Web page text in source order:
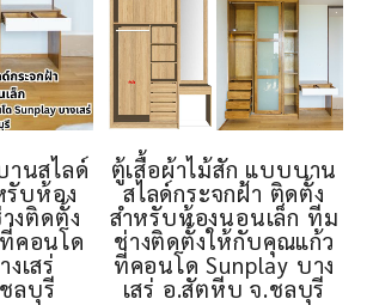
านสไลด์
รับห้อง
งติดตั้ง
คอนโด
เสร่
ลบุรี
ตู้เสื้อผ้าไม้สัก แบบบาน
สไลด์กระจกฝ้า ติดตั้ง
สำหรับห้องนอนเล็ก ทีม
ช่างติดตั้งให้กับคุณแก้ว
ที่คอนโด Sunplay บาง
เสร่ อ.สัตหีบ จ.ชลบุรี